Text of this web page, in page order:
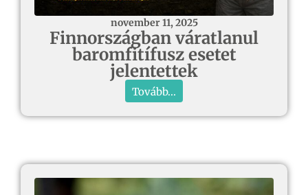
november 11, 2025
Finnországban váratlanul
baromfitífusz esetet
jelentettek
Tovább...